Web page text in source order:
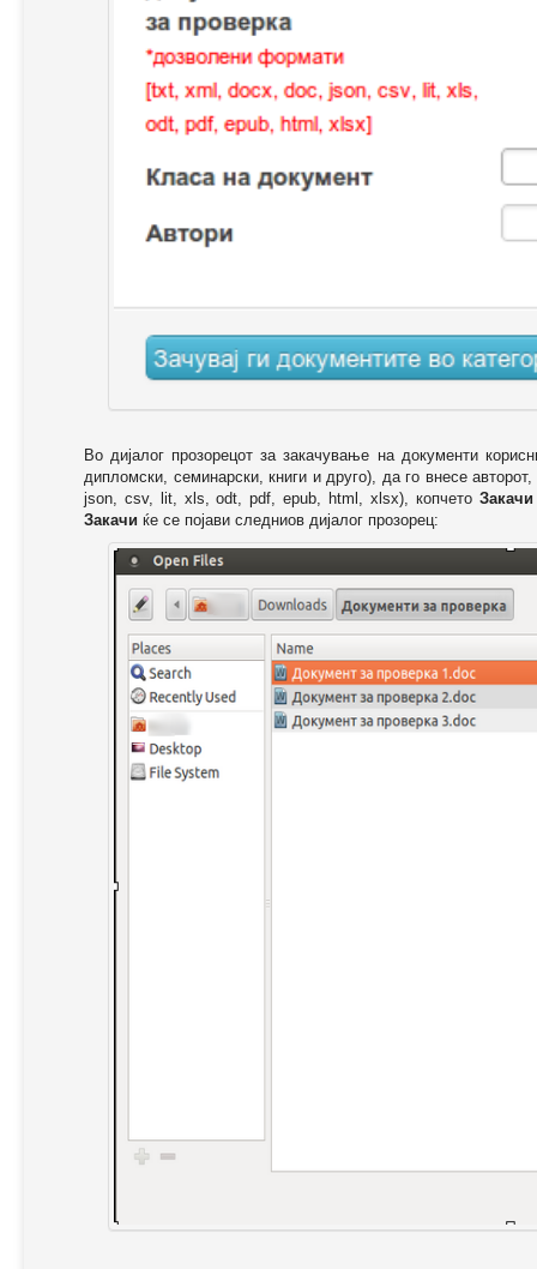
Во дијалог прозорецот за закачување на документи
дипломски, семинарски, книги и друго), да го внесе
json, csv, lit, xls, odt, pdf, epub, html, xlsx), копчето Закачи
Закачи ќе се појави следниов дијалог прозорец: